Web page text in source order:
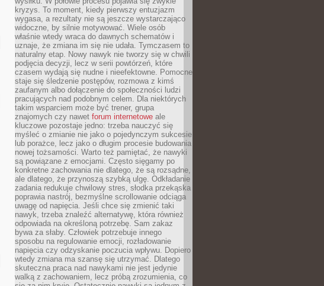
kryzys. To moment, kiedy pierwszy entuzjazm
wygasa, a rezultaty nie są jeszcze wystarczająco
widoczne, by silnie motywować. Wiele osób
właśnie wtedy wraca do dawnych schematów i
uznaje, że zmiana im się nie udała. Tymczasem to
naturalny etap. Nowy nawyk nie tworzy się w chwili
podjęcia decyzji, lecz w serii powtórzeń, które
czasem wydają się nudne i nieefektowne. Pomocne
staje się śledzenie postępów, rozmowa z kimś
zaufanym albo dołączenie do społeczności ludzi
pracujących nad podobnym celem. Dla niektórych
takim wsparciem może być trener, grupa
znajomych czy nawet forum internetowe ale
kluczowe pozostaje jedno: trzeba nauczyć się
myśleć o zmianie nie jako o pojedynczym sukcesie
lub porażce, lecz jako o długim procesie budowania
nowej tożsamości. Warto też pamiętać, że nawyki
są powiązane z emocjami. Często sięgamy po
konkretne zachowania nie dlatego, że są rozsądne,
ale dlatego, że przynoszą szybką ulgę. Odkładanie
zadania redukuje chwilowy stres, słodka przekąska
poprawia nastrój, bezmyślne scrollowanie odciąga
uwagę od napięcia. Jeśli chce się zmienić taki
nawyk, trzeba znaleźć alternatywę, która również
odpowiada na określoną potrzebę. Sam zakaz
bywa za słaby. Człowiek potrzebuje innego
sposobu na regulowanie emocji, rozładowanie
napięcia czy odzyskanie poczucia wpływu. Dopiero
wtedy zmiana ma szansę się utrzymać. Dlatego
skuteczna praca nad nawykami nie jest jedynie
walką z zachowaniem, lecz próbą zrozumienia, co